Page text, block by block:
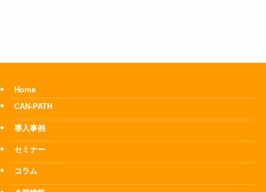
Home
CAN-PATH
導入事例
セミナー
コラム